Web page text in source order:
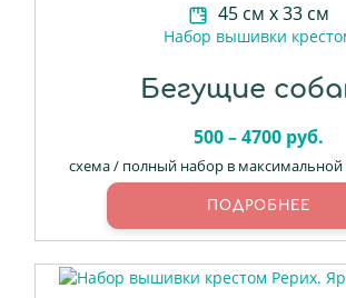
45 см х 33 см
Набор вышивки
Бегущие
500 – 4700 руб.
схема / полный набор в
ПОДРОБНЕЕ